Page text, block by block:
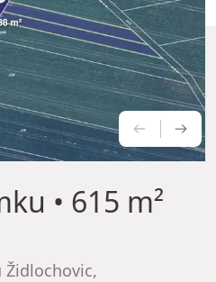
• 615 m²
Židlochovic,